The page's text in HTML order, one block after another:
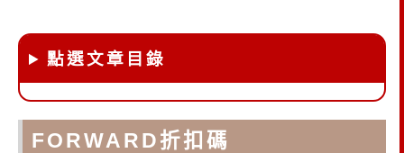
點選文章目錄
FORWARD折扣碼